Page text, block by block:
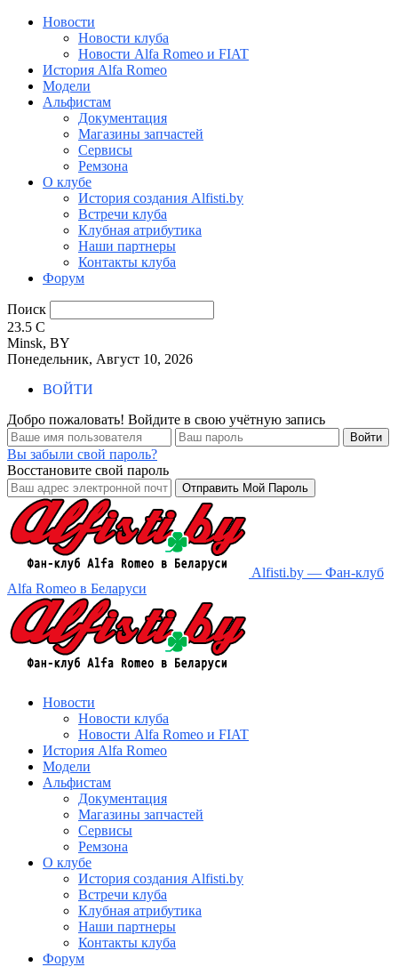
Новости
Новости клуба
Новости Alfa Romeo и FIAT
История Alfa Romeo
Модели
Альфистам
Документация
Магазины запчастей
Сервисы
Ремзона
О клубе
История создания Alfisti.by
Встречи клуба
Клубная атрибутика
Наши партнеры
Контакты клуба
Форум
Поиск
23.5 C
Minsk, BY
Понедельник, Август 10, 2026
ВОЙТИ
Добро пожаловать! Войдите в свою учётную запись
Вы забыли свой пароль?
Восстановите свой пароль
Alfisti.by — Фан-клуб
Alfa Romeo в Беларуси
Новости
Новости клуба
Новости Alfa Romeo и FIAT
История Alfa Romeo
Модели
Альфистам
Документация
Магазины запчастей
Сервисы
Ремзона
О клубе
История создания Alfisti.by
Встречи клуба
Клубная атрибутика
Наши партнеры
Контакты клуба
Форум